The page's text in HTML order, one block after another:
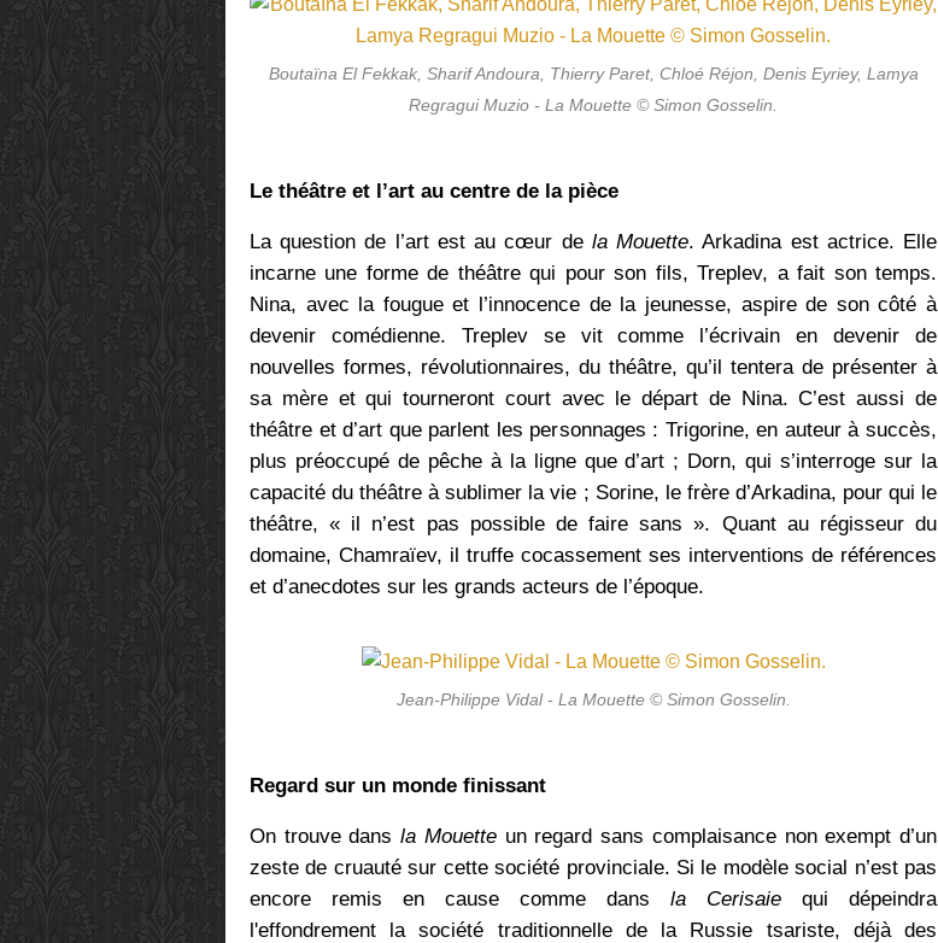
Boutaïna El Fekkak, Sharif Andoura, Thierry Paret, Chloé Réjon, Denis Eyriey, Lamya
Regragui Muzio - La Mouette © Simon Gosselin.
Le théâtre et l’art au centre de la pièce
La question de l’art est au cœur de la Mouette. Arkadina est actrice. Elle
incarne une forme de théâtre qui pour son fils, Treplev, a fait son temps.
Nina, avec la fougue et l’innocence de la jeunesse, aspire de son côté à
devenir comédienne. Treplev se vit comme l’écrivain en devenir de
nouvelles formes, révolutionnaires, du théâtre, qu’il tentera de présenter à
sa mère et qui tourneront court avec le départ de Nina. C’est aussi de
théâtre et d’art que parlent les personnages : Trigorine, en auteur à succès,
plus préoccupé de pêche à la ligne que d’art ; Dorn, qui s’interroge sur la
capacité du théâtre à sublimer la vie ; Sorine, le frère d’Arkadina, pour qui le
théâtre, « il n’est pas possible de faire sans ». Quant au régisseur du
domaine, Chamraïev, il truffe cocassement ses interventions de références
et d’anecdotes sur les grands acteurs de l’époque.
Jean-Philippe Vidal - La Mouette © Simon Gosselin.
Regard sur un monde finissant
On trouve dansla Mouetteun regard sans complaisance non exempt d’un
zeste de cruauté sur cette société provinciale. Si le modèle social n’est pas
encore remis en cause comme dans la Cerisaie qui dépeindra
l'effondrement la société traditionnelle de la Russie tsariste, déjà des